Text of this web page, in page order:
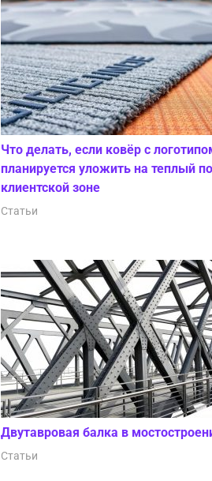
Что делать, если ковёр с
планируется уложить на теплый
клиентской зоне
Статьи
Двутавровая балка в
Статьи